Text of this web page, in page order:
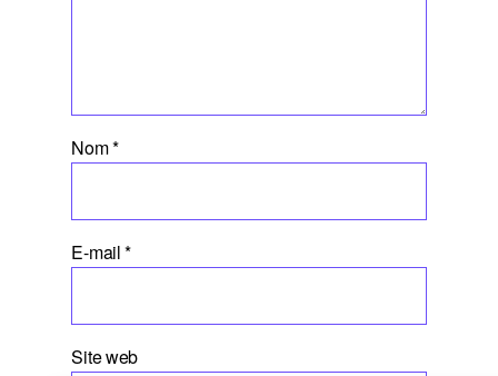
Nom*
E-mail*
Site web